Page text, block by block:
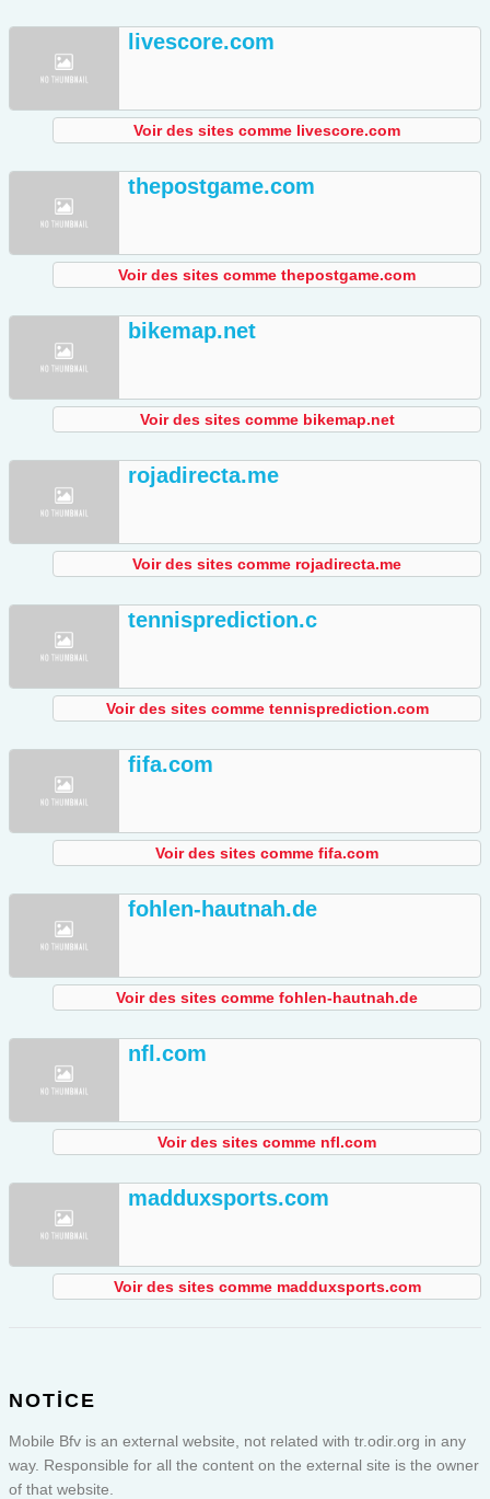
livescore.com
Voir des sites comme livescore.com
thepostgame.com
Voir des sites comme thepostgame.com
bikemap.net
Voir des sites comme bikemap.net
rojadirecta.me
Voir des sites comme rojadirecta.me
tennisprediction.c
Voir des sites comme tennisprediction.com
fifa.com
Voir des sites comme fifa.com
fohlen-hautnah.de
Voir des sites comme fohlen-hautnah.de
nfl.com
Voir des sites comme nfl.com
madduxsports.com
Voir des sites comme madduxsports.com
NOTICE
Mobile Bfv is an external website, not related with tr.odir.org in any
way. Responsible for all the content on the external site is the owner
of that website.